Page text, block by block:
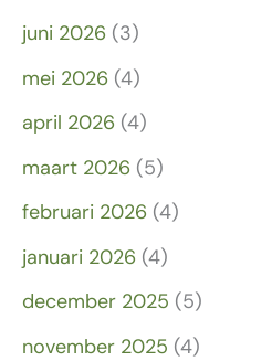
juni 2026 (3)
mei 2026 (4)
april 2026 (4)
maart 2026 (5)
februari 2026 (4)
januari 2026 (4)
december 2025 (5)
november 2025 (4)